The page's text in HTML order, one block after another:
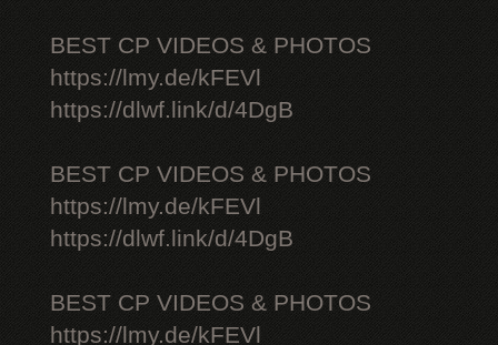
BEST CP VIDEOS & PHOTOS
https://lmy.de/kFEVl
https://dlwf.link/d/4DgB
BEST CP VIDEOS & PHOTOS
https://lmy.de/kFEVl
https://dlwf.link/d/4DgB
BEST CP VIDEOS & PHOTOS
https://lmy.de/kFEVl